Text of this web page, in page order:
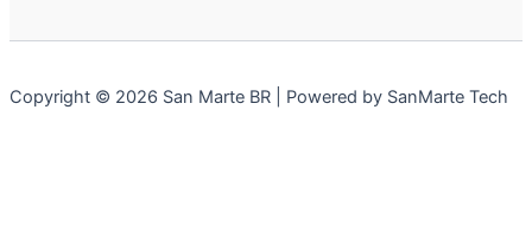
Copyright © 2026 San Marte BR | Powered by SanMarte Tech